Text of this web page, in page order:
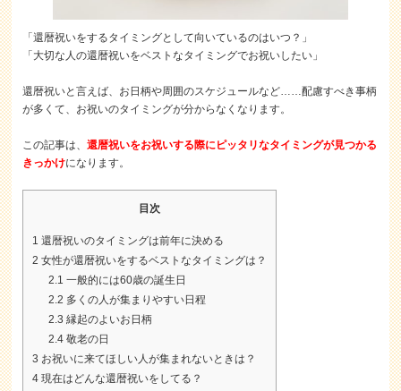
「還暦祝いをするタイミングとして向いているのはいつ？」
「大切な人の還暦祝いをベストなタイミングでお祝いしたい」
還暦祝いと言えば、お日柄や周囲のスケジュールなど……配慮すべき事柄
が多くて、お祝いのタイミングが分からなくなります。
この記事は、還暦祝いをお祝いする際にピッタリなタイミングが見つかる
きっかけになります。
目次
1 還暦祝いのタイミングは前年に決める
2 女性が還暦祝いをするベストなタイミングは？
2.1 一般的には60歳の誕生日
2.2 多くの人が集まりやすい日程
2.3 縁起のよいお日柄
2.4 敬老の日
3 お祝いに来てほしい人が集まれないときは？
4 現在はどんな還暦祝いをしてる？